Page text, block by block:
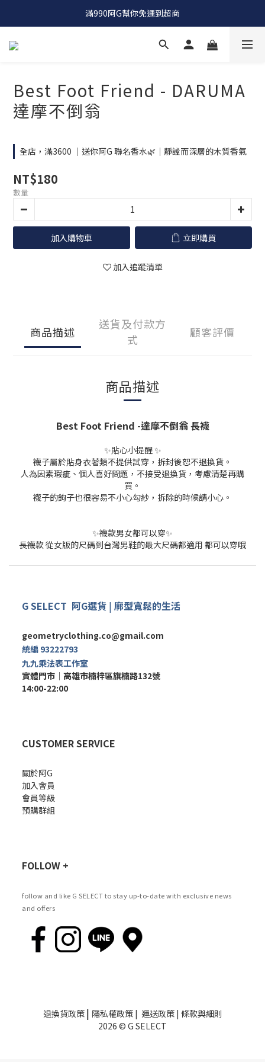
OCTO GAMBOL |  工裝品牌 |  竟然單件八折 兩件七折
滿990阿G幫你免運到超商
OCTO GAMBOL |  工裝品牌 |  竟然單件八折 兩件七折
Best Foot Friend - DARUMA
達摩不倒翁
全店，滿3600 ｜送你阿G 聯名香水🌿｜靜謐而深層的木質香氣
NT$180
數量
加入購物車 立即購買
加入追蹤清單
商品描述
送貨及付款方
式
顧客評價
商品描述
Best Foot Friend -達摩不倒翁 長襪
✨貼心小提醒 ✨
襪子屬於貼身衣著類不提供試穿，拆封後恕不退換貨。
人為因素瑕疵、個人喜好問題，不接受退換貨，考慮清楚再購
買。
襪子的鉤子也很容易不小心勾紗，拆除的時候請小心。
✨襪款男女都可以穿✨
長襪款 從女版的尺碼到台灣男鞋的最大尺碼都適用 都可以穿哦
G SELECT 阿G選貨 | 廓型寬鬆的生活
geometryclothing.co@gmail.com
統編 93222793
九九乘法表工作室
實體門市｜ 高雄市楠梓區旗楠路132號
14:00-22:00
CUSTOMER SERVICE
關於阿G
加入會員
會員等級
預購群組
FOLLOW +
follow and like G SELECT to stay up-to-date with exclusive news
and offers
退換貨政策 | 隱私權政策| 運送政策| 條款與細則
2026 © G SELECT